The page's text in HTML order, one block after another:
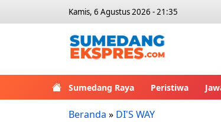
Kamis, 6 Agustus 2026 - 21:35
Sumedang Raya Peristiwa
Beranda » DI'S WAY